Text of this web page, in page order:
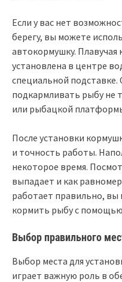
Если у вас нет
берегу, вы можете
автокормушку.
установлена в центре
специальной
подкармливать рыбу не
или рыбацкой
После установки
и точность работы.
некоторое время.
выпадает и как
работает правильно, вы
кормить рыбу с
Выбор правильного
Выбор места для
играет важную роль в